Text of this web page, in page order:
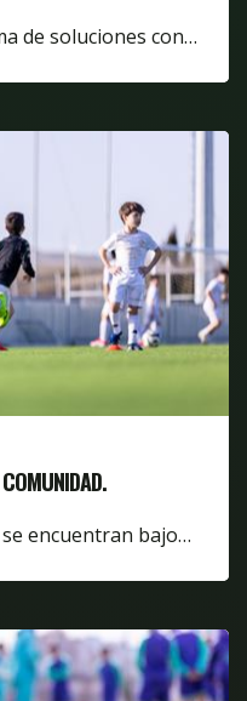
de soluciones con…
encuentran bajo…